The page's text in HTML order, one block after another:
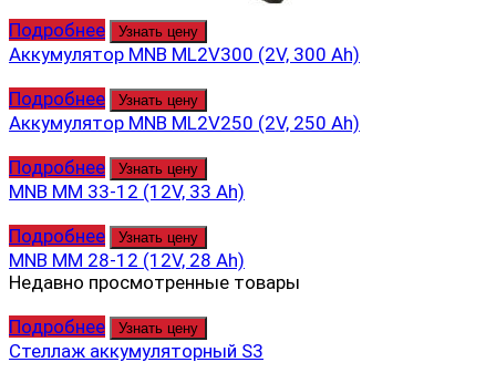
Подробнее Узнать цену
Аккумулятор MNB ML2V300 (2V, 300 Ah)
Подробнее
Узнать цену
Аккумулятор MNB ML2V250 (2V, 250 Ah)
Подробнее
Узнать цену
MNB MM 33-12 (12V, 33 Ah)
Подробнее
Узнать цену
MNB MM 28-12 (12V, 28 Ah)
Недавно просмотренные товары
Подробнее
Узнать цену
Стеллаж аккумуляторный S3